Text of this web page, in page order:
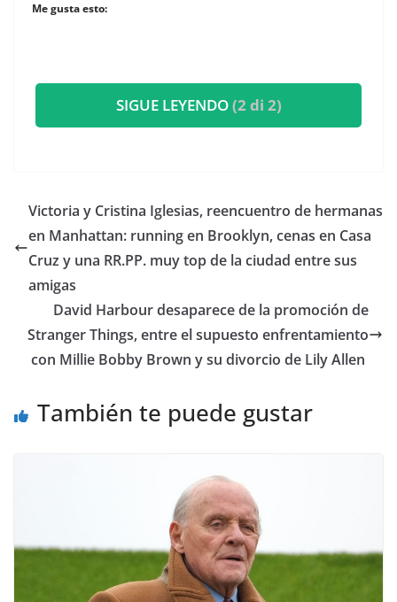
Me gusta esto:
SIGUE LEYENDO(2 di 2)
​Victoria y Cristina Iglesias, reencuentro de hermanas
en Manhattan: running en Brooklyn, cenas en Casa
Cruz y una RR.PP. muy top de la ciudad entre sus
amigas
​David Harbour desaparece de la promoción de
Stranger Things, entre el supuesto enfrentamiento
con Millie Bobby Brown y su divorcio de Lily Allen
También te puede gustar